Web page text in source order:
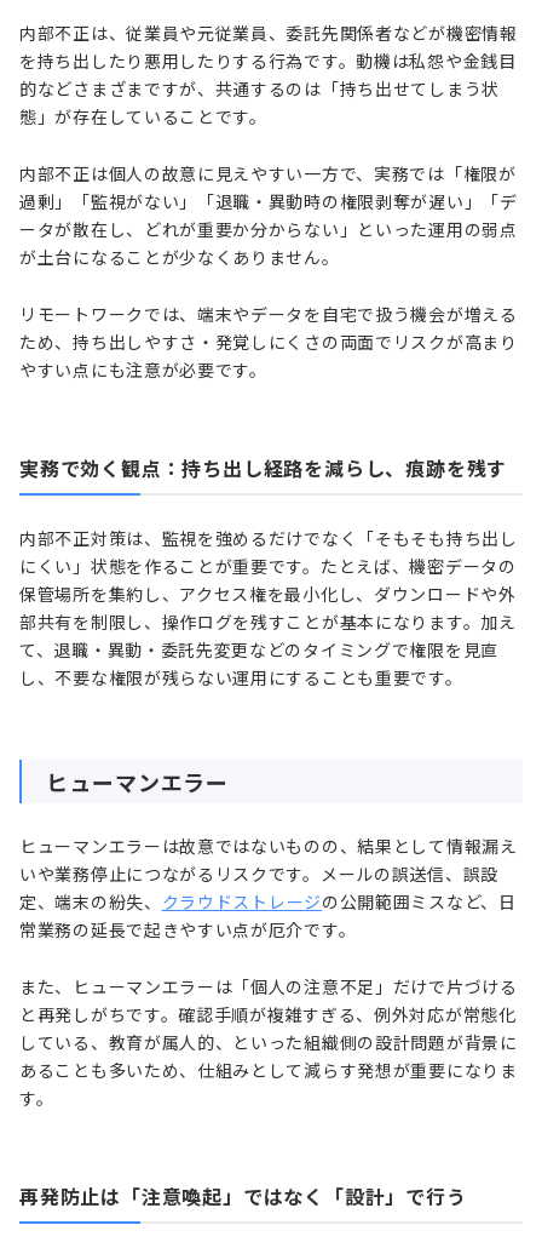
内部不正は、従業員や元従業員、委託先関係者などが機密情報
を持ち出したり悪用したりする行為です。動機は私怨や金銭目
的などさまざまですが、共通するのは「持ち出せてしまう状
態」が存在していることです。
内部不正は個人の故意に見えやすい一方で、実務では「権限が
過剰」「監視がない」「退職・異動時の権限剥奪が遅い」「デ
ータが散在し、どれが重要か分からない」といった運用の弱点
が土台になることが少なくありません。
リモートワークでは、端末やデータを自宅で扱う機会が増える
ため、持ち出しやすさ・発覚しにくさの両面でリスクが高まり
やすい点にも注意が必要です。
実務で効く観点：持ち出し経路を減らし、痕跡を残す
内部不正対策は、監視を強めるだけでなく「そもそも持ち出し
にくい」状態を作ることが重要です。たとえば、機密データの
保管場所を集約し、アクセス権を最小化し、ダウンロードや外
部共有を制限し、操作ログを残すことが基本になります。加え
て、退職・異動・委託先変更などのタイミングで権限を見直
し、不要な権限が残らない運用にすることも重要です。
ヒューマンエラー
ヒューマンエラーは故意ではないものの、結果として情報漏え
いや業務停止につながるリスクです。メールの誤送信、誤設
定、端末の紛失、 クラウドストレージの公開範囲ミスなど、日
常業務の延長で起きやすい点が厄介です。
また、ヒューマンエラーは「個人の注意不足」だけで片づける
と再発しがちです。確認手順が複雑すぎる、例外対応が常態化
している、教育が属人的、といった組織側の設計問題が背景に
あることも多いため、仕組みとして減らす発想が重要になりま
す。
再発防止は「注意喚起」ではなく「設計」で行う